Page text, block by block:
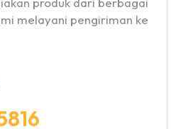
melayani pengiriman ke